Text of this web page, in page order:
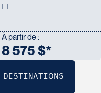
À partir de :
8 575 $*